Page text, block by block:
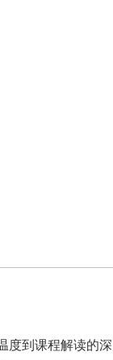
度到课程解读的